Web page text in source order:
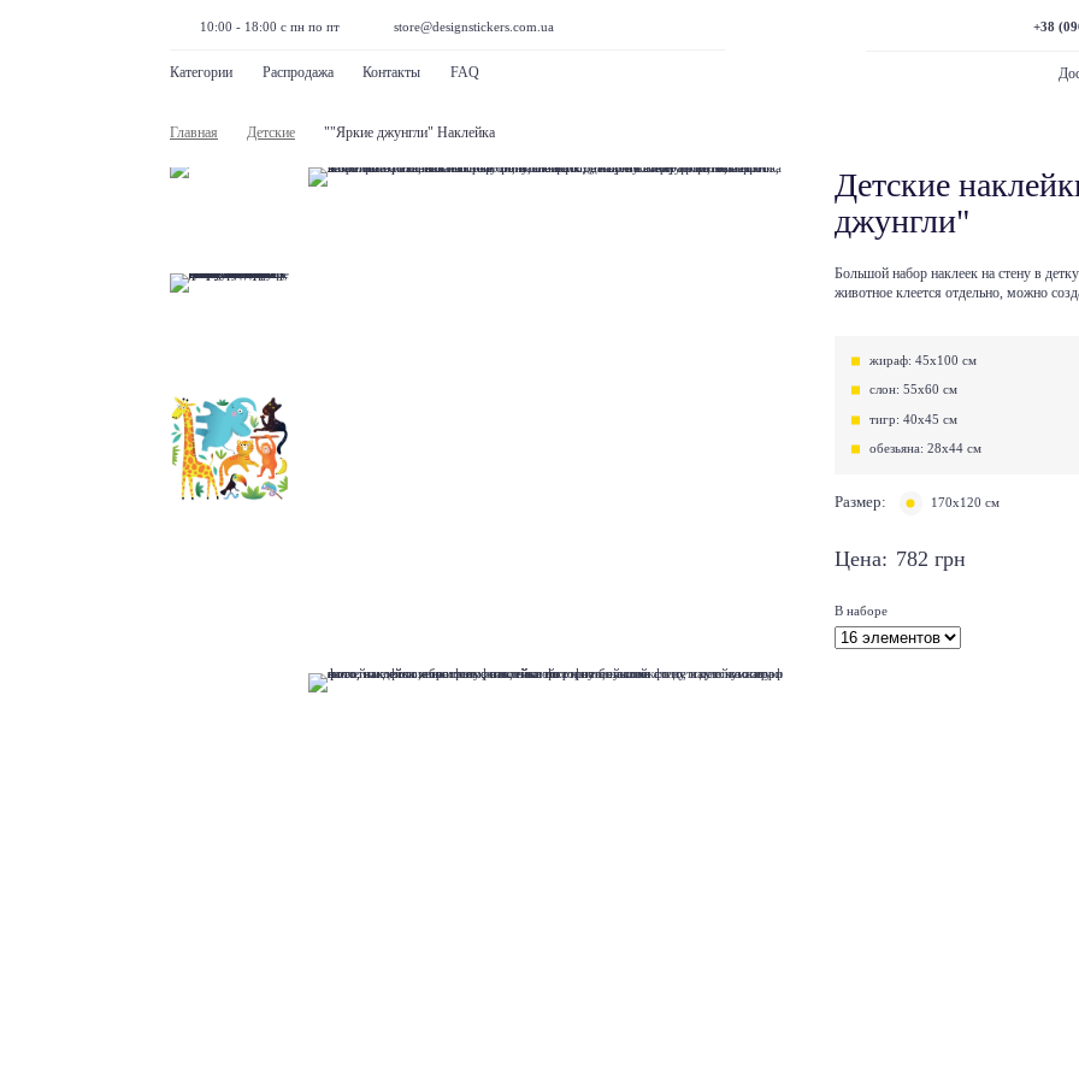
10:00 - 18:00 с пн по пт store@designstickers.com.ua
Категории Распродажа Контакты FAQ
+38
Главная Детские ""Яркие джунгли" Наклейка
Детские
джунгли"
Большой набор наклеек на стену в
животное клеется отдельно, можно
жираф: 45х100 см
слон: 55х60 см
тигр: 40х45 см
обезьяна: 28х44 см
Размер: 170х120 см
Цена: 782 грн
В наборе